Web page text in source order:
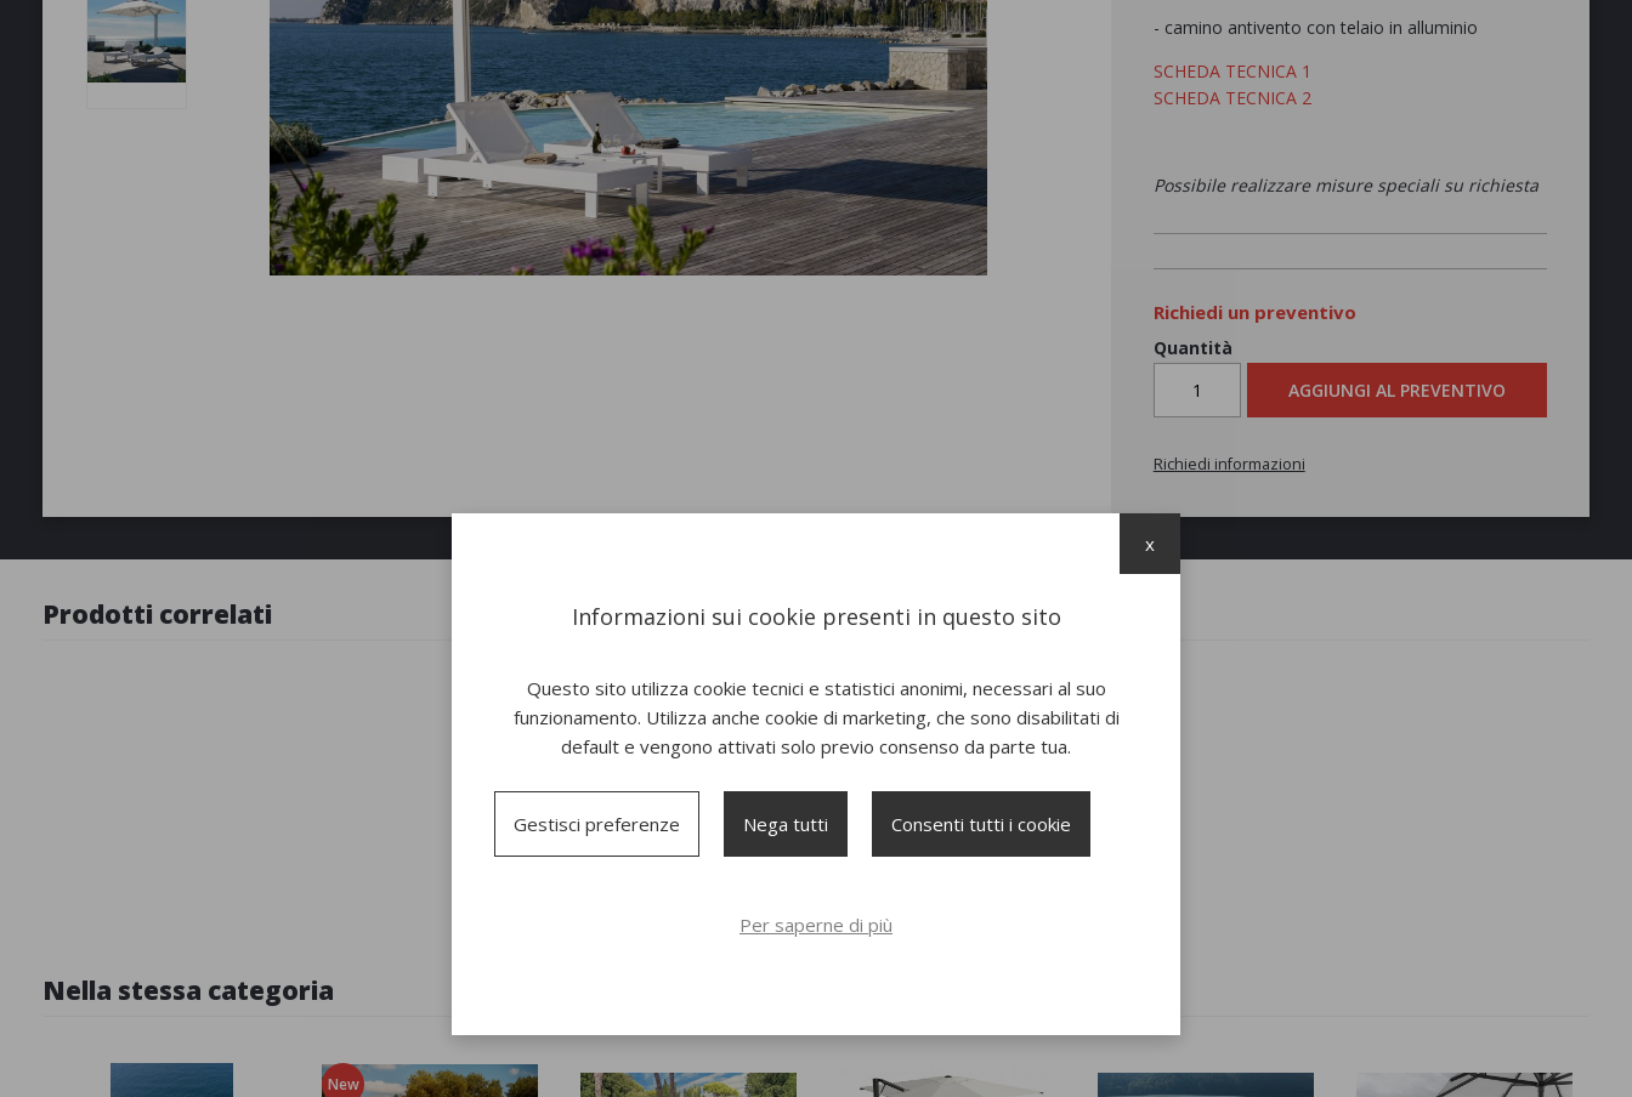
- camino antivento con telaio in alluminio
SCHEDA TECNICA 1
SCHEDA TECNICA 2
Possibile realizzare misure speciali su richiesta
Richiedi un preventivo
Quantità
AGGIUNGI AL PREVENTIVO
Richiedi informazioni
Prodotti correlati
Nella stessa categoria
New
Informazioni sui cookie presenti in questo sito
Questo sito utilizza cookie tecnici e statistici anonimi, necessari al suo
funzionamento. Utilizza anche cookie di marketing, che sono disabilitati di
default e vengono attivati solo previo consenso da parte tua.
Gestisci preferenze Nega tutti Consenti tutti i cookie
Per saperne di più
x